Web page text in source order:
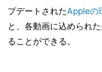
プデートされたAppleの
と、各動画に込められ
ることができる。